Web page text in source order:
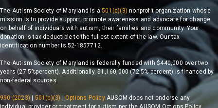
The Autism Society of Maryland is a501(c)(3) nonprofit organization whose
mission is to provide support, promote awareness and advocate for change
on behalf of individuals with autism, their families and community. Your
donation is tax-deductible to the fullest extent of the law. Our tax
identification number is 52-1857712.
The Autism Society of Maryland is federally funded with $440,000 over two
years (27.5%percent). Additionally, $1,160,000 (72.5% percent) is financed by
non-federal sources.
990 (2023) 501(c)(3) |Options PolicyAUSOM does not endorse any